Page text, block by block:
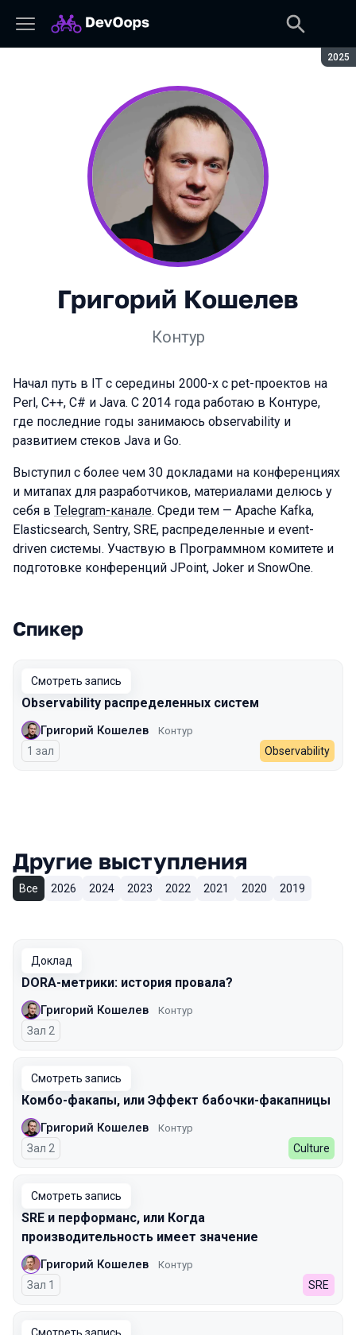
2025
Григорий Кошелев
Контур
Начал путь в IT с середины 2000-х с pet-проектов на
Perl, C++, C# и Java. С 2014 года работаю в Контуре,
где последние годы занимаюсь observability и
развитием стеков Java и Go.
Выступил с более чем 30 докладами на конференциях
и митапах для разработчиков, материалами делюсь у
себя в Telegram-канале. Среди тем — Apache Kafka,
Elasticsearch, Sentry, SRE, распределенные и event-
driven системы. Участвую в Программном комитете и
подготовке конференций JPoint, Joker и SnowOne.
Выступления в сезоне 2025
Спикер
Смотреть запись
Observability распределенных систем
Григорий Кошелев Контур
1 зал Observability
Другие выступления
Все 2026 2024 2023 2022 2021 2020 2019
Доклад
DORA-метрики: история провала?
Григорий Кошелев Контур
Зал 2
Смотреть запись
Комбо-факапы, или Эффект бабочки-факапницы
Григорий Кошелев Контур
Зал 2 Culture
Смотреть запись
SRE и перформанс, или Когда
производительность имеет значение
Григорий Кошелев Контур
Зал 1 SRE